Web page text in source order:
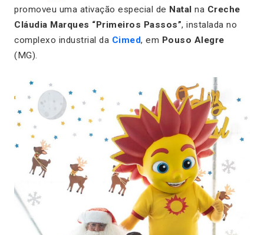
promoveu uma ativação especial de Natal na Creche
Cláudia Marques “Primeiros Passos”, instalada no
complexo industrial da Cimed, em Pouso Alegre
(MG).